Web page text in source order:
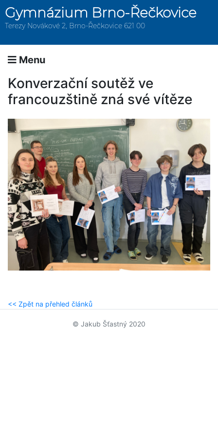
Gymnázium Brno-Řečkovice
Terezy Novákové 2, Brno-Řečkovice 621 00
Menu
Konverzační soutěž ve
francouzštině zná své vítěze
<< Zpět na přehled článků
© Jakub Šťastný 2020